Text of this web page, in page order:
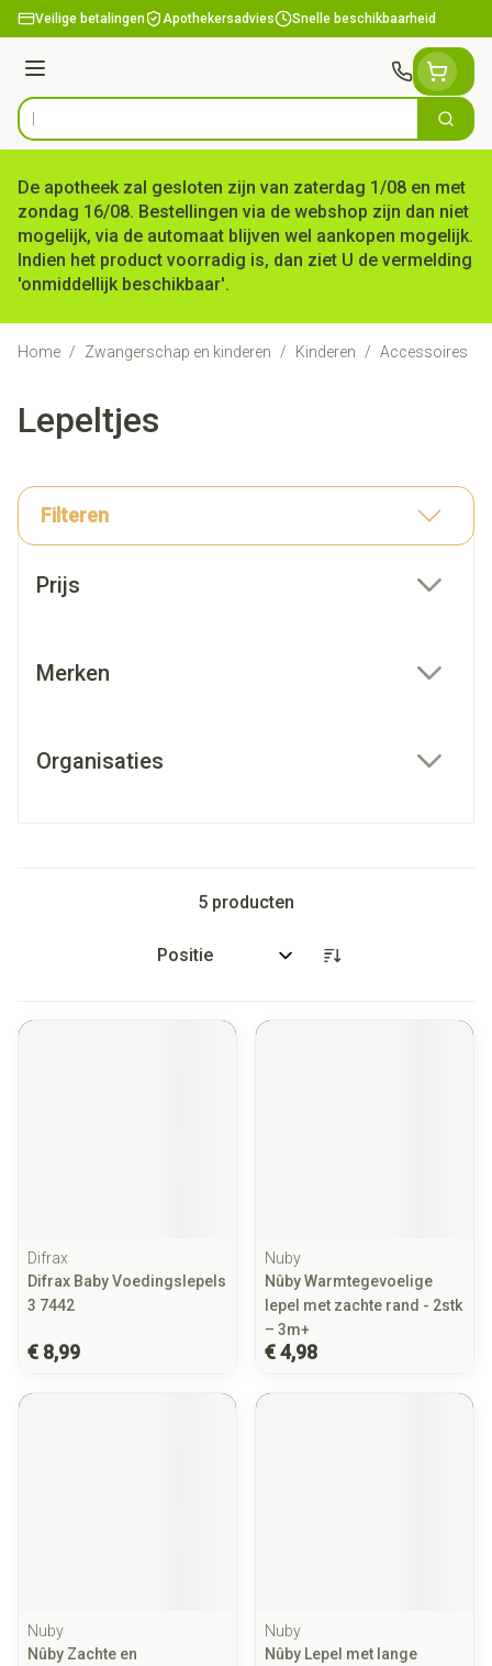
Ga naar de inhoud
Veilige betalingen Apothekersadvies Snelle beschikbaarheid
Menu
Product, merk, categorie... Zoek
De apotheek zal gesloten zijn van zaterdag 1/08 en met
zondag 16/08. Bestellingen via de webshop zijn dan niet
mogelijk, via de automaat blijven wel aankopen mogelijk.
Indien het product voorradig is, dan ziet U de vermelding
'onmiddellijk beschikbaar'.
Home / Zwangerschap en kinderen / Kinderen / Accessoires
Lepeltjes
Filteren
Prijs
Merken
Organisaties
5 producten
Sorteer op:
Difrax
Difrax Baby Voedingslepels
3 7442
€ 8,99
Nuby
Nûby Warmtegevoelige
lepel met zachte rand - 2stk
– 3m+
€ 4,98
Nuby
Nûby Zachte en
Nuby
Nûby Lepel met lange